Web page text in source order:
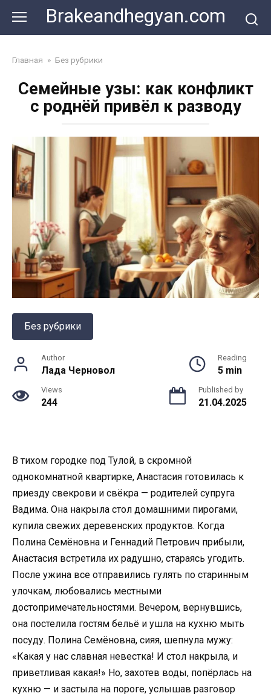
content
Brakeandhegyan.com
Главная » Без рубрики
Семейные узы: как конфликт
с роднёй привёл к разводу
Без рубрики
Author
Лада Черновол
Reading
5 min
Views
244
Published by
21.04.2025
В тихом городке под Тулой, в скромной
однокомнатной квартирке, Анастасия готовилась к
приезду свекрови и свёкра — родителей супруга
Вадима. Она накрыла стол домашними пирогами,
купила свежих деревенских продуктов. Когда
Полина Семёновна и Геннадий Петрович прибыли,
Анастасия встретила их радушно, стараясь угодить.
После ужина все отправились гулять по старинным
улочкам, любовались местными
достопримечательностями. Вечером, вернувшись,
она постелила гостям бельё и ушла на кухню мыть
посуду. Полина Семёновна, сияя, шепнула мужу:
«Какая у нас славная невестка! И стол накрыла, и
приветливая какая!» Но, захотев воды, попёрлась на
кухню — и застыла на пороге, услышав разговор